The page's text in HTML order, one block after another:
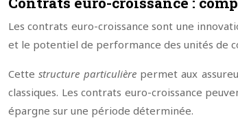
Les contrats euro-croissance sont une
et le potentiel de performance des unités de
Cettestructure particulière permet aux
classiques. Les contrats euro-croissance
épargne sur une période déterminée.